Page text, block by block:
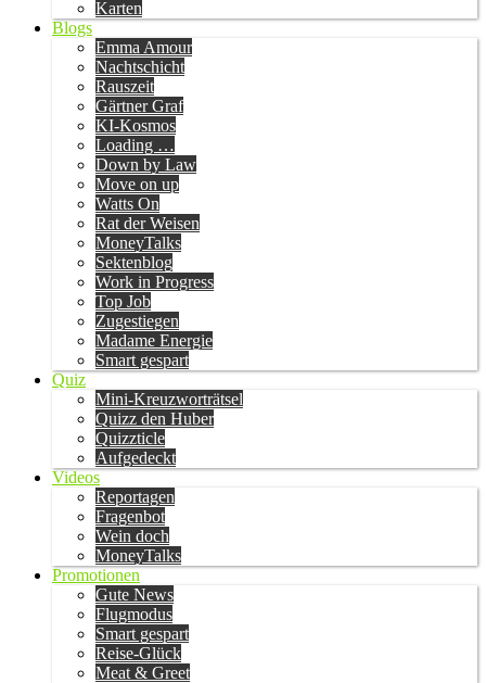
Karten
Blogs
Emma Amour
Nachtschicht
Rauszeit
Gärtner Graf
KI-Kosmos
Loading …
Down by Law
Move on up
Watts On
Rat der Weisen
MoneyTalks
Sektenblog
Work in Progress
Top Job
Zugestiegen
Madame Energie
Smart gespart
Quiz
Mini-Kreuzworträtsel
Quizz den Huber
Quizzticle
Aufgedeckt
Videos
Reportagen
Fragenbot
Wein doch
MoneyTalks
Promotionen
Gute News
Flugmodus
Smart gespart
Reise-Glück
Meat & Greet